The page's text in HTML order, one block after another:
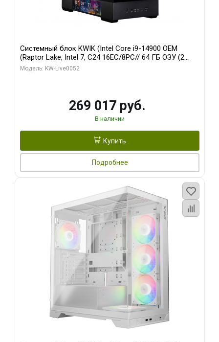
Системный блок KWIK (Intel Core i9-14900 OEM
(Raptor Lake, Intel 7, C24 16EC/8PC// 64 ГБ ОЗУ (2
модуля)/ Palit RTX5080 GAMINGPRO OC 16GB GDDR7
Модель: KW-Live0052
269 017 руб.
В наличии
Купить
Подробнее